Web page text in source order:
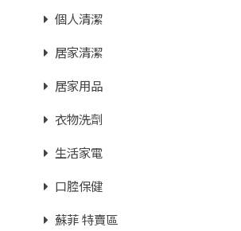
個人清潔
居家清潔
居家用品
衣物洗劑
生活家電
口腔保健
蘇菲 特賣區